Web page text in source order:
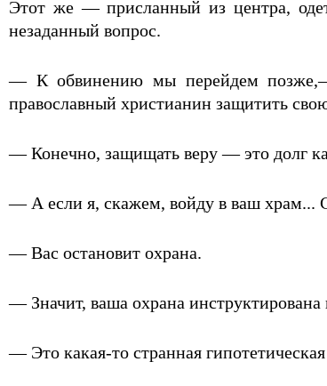
Этот же — присланный из центра,
незаданный вопрос.
— К обвинению мы перейдем позже,—
православный христианин защитить
— Конечно, защищать веру — это долг
— А если я, скажем, войду в ваш храм...
— Вас остановит охрана.
— Значит, ваша охрана инструктирована
— Это какая-то странная